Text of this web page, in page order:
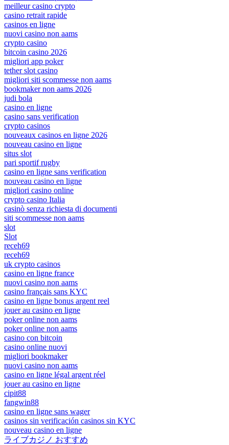
meilleur casino crypto
casino retrait rapide
casinos en ligne
nuovi casino non aams
crypto casino
bitcoin casino 2026
migliori app poker
tether slot casino
migliori siti scommesse non aams
bookmaker non aams 2026
judi bola
casino en ligne
casino sans verification
crypto casinos
nouveaux casinos en ligne 2026
nouveau casino en ligne
situs slot
pari sportif rugby
casino en ligne sans verification
nouveau casino en ligne
migliori casino online
crypto casino Italia
casinò senza richiesta di documenti
siti scommesse non aams
slot
Slot
receh69
receh69
uk crypto casinos
casino en ligne france
nuovi casino non aams
casino français sans KYC
casino en ligne bonus argent reel
jouer au casino en ligne
poker online non aams
poker online non aams
casino con bitcoin
casino online nuovi
migliori bookmaker
nuovi casino non aams
casino en ligne légal argent réel
jouer au casino en ligne
cipit88
fangwin88
casino en ligne sans wager
casinos sin verificación casinos sin KYC
nouveau casino en ligne
ライブカジノ おすすめ